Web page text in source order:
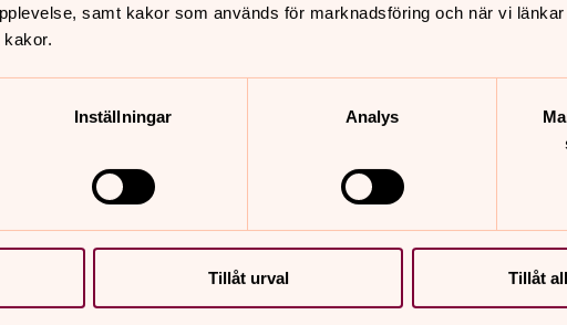
samt kakor som används för marknadsföring och när vi
Inställningar Analys
Tillåt urval Tillåt